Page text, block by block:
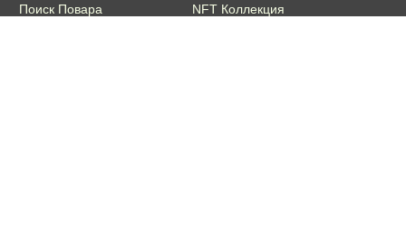
Поиск Повара
NFT Коллекция